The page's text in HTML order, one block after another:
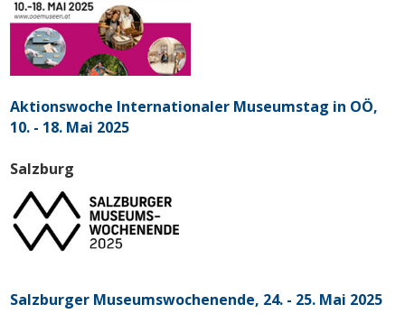
Aktionswoche Internationaler Museumstag in OÖ,
10. - 18. Mai 2025
Salzburg
Salzburger Museumswochenende, 24. - 25. Mai 2025